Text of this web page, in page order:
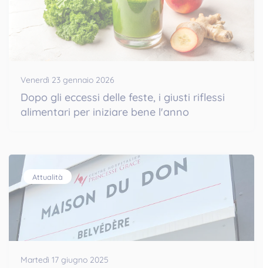
Venerdì 23 gennaio 2026
Dopo gli eccessi delle feste, i giusti riflessi
alimentari per iniziare bene l'anno
Attualità
Martedì 17 giugno 2025